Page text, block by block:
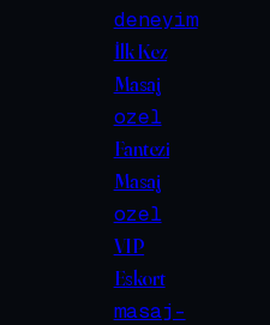
deneyim
İlk Kez
Masaj
ozel
Fantezi
Masaj
ozel
VIP
Eskort
masaj-